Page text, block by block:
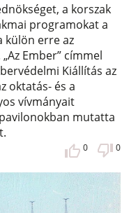
a korszak
programokat a
külön erre az
Ember” címmel
Kiállítás az
oktatás- és a
vívmányait
mutatta
0 0